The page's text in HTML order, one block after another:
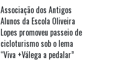
Associação dos Antigos
Alunos da Escola Oliveira
Lopes promoveu passeio de
cicloturismo sob o lema
“Viva +Válega a pedalar”